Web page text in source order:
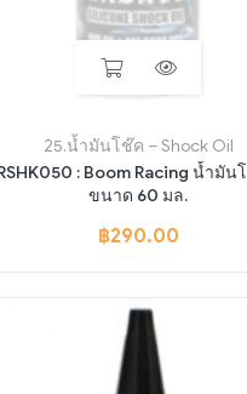
25.น้ำมันโช๊ค – Shock Oil
น้ำมันโช้คซิลิโคน 50wt
ขนาด 60 มล.
฿290.00